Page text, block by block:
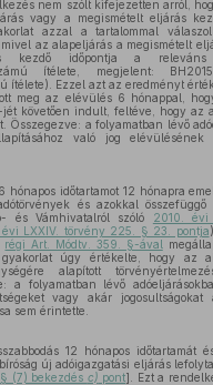
nem szólt kifejezetten arról,
vagy a megismételt eljárás
azzal a tartalommal
az alapeljárás a megismételt
kezdő időpontja a
ítélete, megjelent:
ítélete). Ezzel azt az eredményt
meg az elévülés 6 hónappal,
követően indult, feltéve, hogy az
Összegezve: a folyamatban lévő
való jog elévülésének
hónapos időtartamot 12 hónapra
és azokkal összefüggő
és Vámhivatalról szóló 2010. évi
évi LXXIV. törvény 225. § 23. pontja
régi Art. Módtv. 359. §-ával
úgy értékelte, hogy az
alapított
a folyamatban lévő
vagy akár
sem érintette.
12 hónapos időtartamát
új adóigazgatási eljárás
(7) bekezdés c) pont]. Ezt a